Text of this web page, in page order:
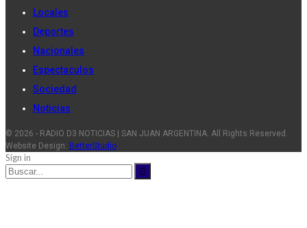
Locales
Deportes
Nacionales
Espectaculos
Sociedad
Noticias
© 2026 - RADIO D3 NOTICIAS | SAN JUAN ARGENTINA. All Rights Reserved.
Website Design: BetterStudio
Sign in